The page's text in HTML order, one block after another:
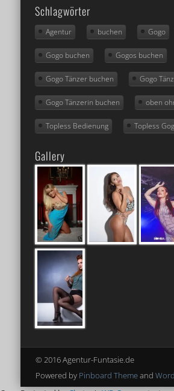
Schlagwörter
Agentur buchen Gogo
Gogo buchen Gogos buchen
Gogo Tänzer buchen Gogo
Gogo Tänzerin buchen oben
Topless Bedienung Topless
Gallery
© 2016 Agentur-Funtasie.de
Powered by Pinboard Themeand